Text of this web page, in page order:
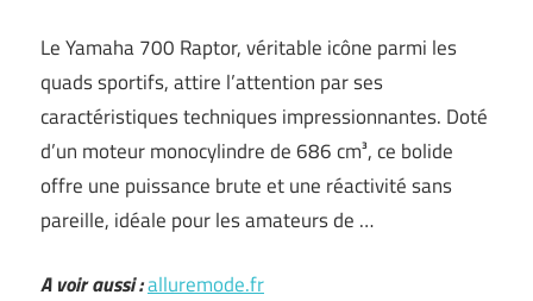
Le Yamaha 700 Raptor, véritable icône parmi les
quads sportifs, attire l’attention par ses
caractéristiques techniques impressionnantes. Doté
d’un moteur monocylindre de 686 cm³, ce bolide
offre une puissance brute et une réactivité sans
pareille, idéale pour les amateurs de …
A voir aussi :alluremode.fr